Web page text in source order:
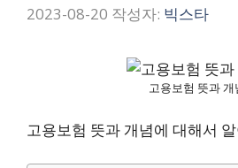
2023-08-20 작성자: 빅스타
고용보험 뜻과 개
고용보험 뜻과 개념에 대해서